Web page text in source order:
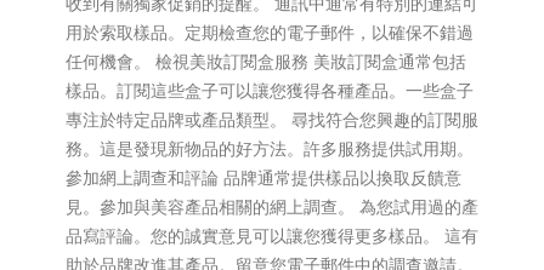
用於索取樣品。定期檢查您的電子郵件，以確保不錯過
任何機會。 檢視美妝訂閱盒服務 美妝訂閱盒通常包括
樣品。訂閱這些盒子可以讓您獲得各種產品。一些盒子
專注於特定品牌或產品類型。 尋找符合您興趣的訂閱服
務。這是發現新物品的好方法。許多服務提供試用期。
參加網上調查和評論 品牌通常提供樣品以換取反饋意
見。參加與美容產品相關的網上調查。 為您試用過的產
品寫評論。您的誠實意見可以讓您獲得更多樣品。 這有
助於品牌改進其產品。留意您電子郵件中的調查邀請。